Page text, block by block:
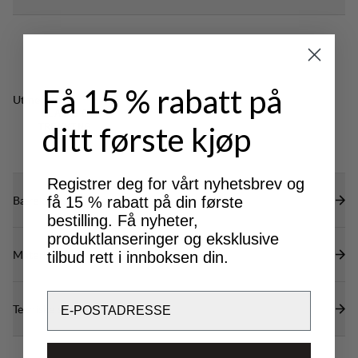
Velcro-justerbar midje for perfekt passform.
Justering nederst på benet for en tett passform.
DWR-behandling for å avstøte vann og skitt.
Utmerket for
CLASSIC
TREKKING
Bærekraftsegenskaper
Materialer
Tekniske spesifikasjoner
Få 15 % rabatt på
ditt første kjøp
Registrer deg for vårt nyhetsbrev og
få 15 % rabatt på din første
bestilling. Få nyheter,
produktlanseringer og eksklusive
tilbud rett i innboksen din.